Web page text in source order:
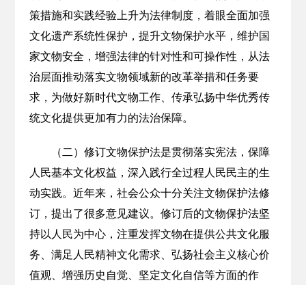
策措施和实践经验上升为法律制度，着眼全面加强
文化遗产系统性保护，提升文物保护水平，维护国
家文物安全，增强法律的针对性和可操作性，从法
治层面推动落实文物领域新的改革举措和任务要
求，为做好新时代文物工作、传承弘扬中华优秀传
统文化提供更加有力的法治保障。
（二）修订文物保护法是贯彻落实宪法，保障
人民基本文化权益，深入践行全过程人民民主的生
动实践。近年来，社会公众十分关注文物保护法修
订，提出了很多意见建议。修订后的文物保护法坚
持以人民为中心，注重发挥文物在提供公共文化服
务、满足人民精神文化需求、弘扬社会主义核心价
值观、增强历史自觉、坚定文化自信等方面的作